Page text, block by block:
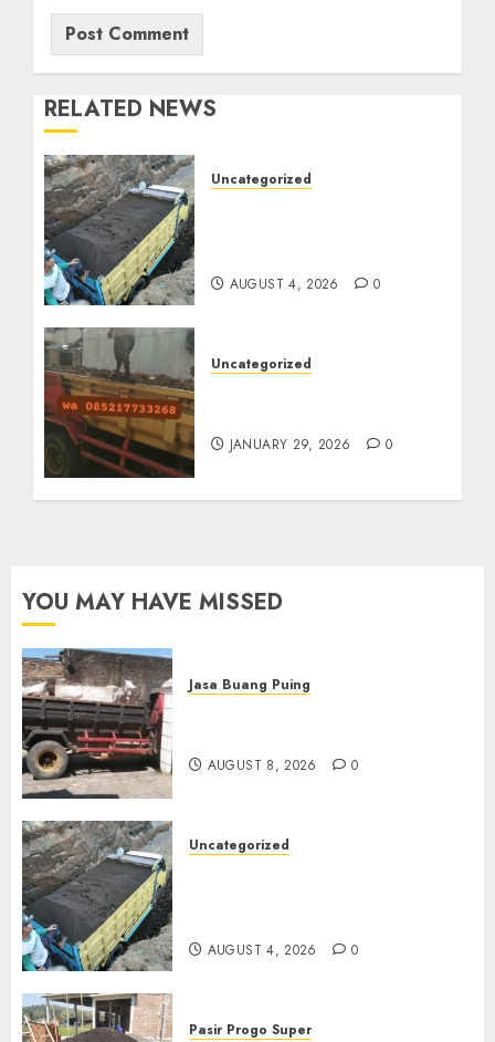
RELATED NEWS
Uncategorized
AUGUST 4, 2026 0
Uncategorized
JANUARY 29, 2026 0
YOU MAY HAVE MISSED
Jasa Buang Puing
AUGUST 8, 2026 0
Uncategorized
AUGUST 4, 2026 0
Pasir Progo Super